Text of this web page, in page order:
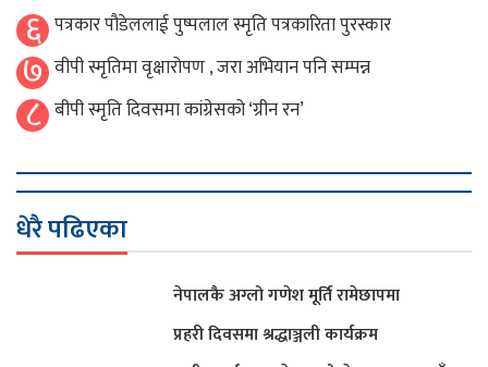
६ पत्रकार पौडेललाई पुष्पलाल स्मृति पत्रकारिता पुरस्कार
७ वीपी स्मृतिमा वृक्षारोपण , जरा अभियान पनि सम्पन्न
८ बीपी स्मृति दिवसमा कांग्रेसको ‘ग्रीन रन’
धेरै पढिएका
नेपालकै अग्लो गणेश मूर्ति रामेछापमा
प्रहरी दिवसमा श्रद्धाञ्जली कार्यक्रम